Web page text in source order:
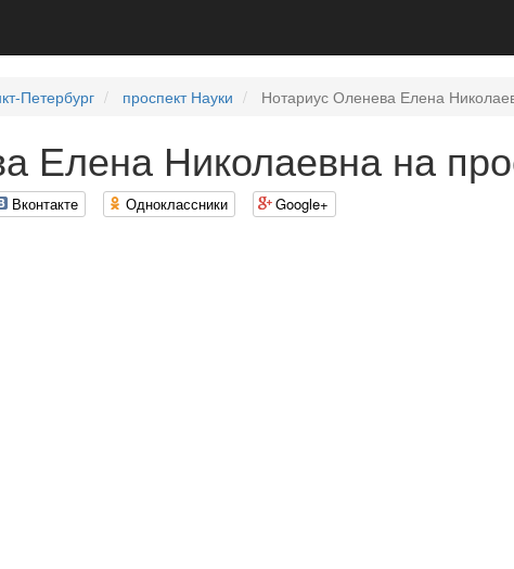
Петербург проспект Науки Нотариус Оленева Елена
Елена Николаевна на
Вконтакте Одноклассники Google+